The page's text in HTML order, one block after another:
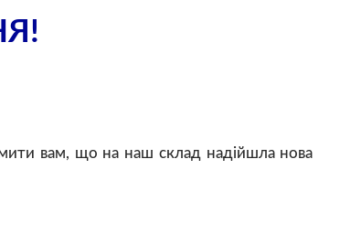
вам, що на наш склад надійшла нова